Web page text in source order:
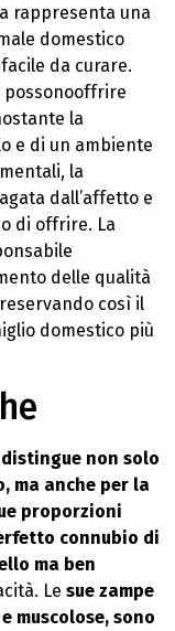
rappresenta una
domestico
da curare.
possonooffrire
la
e di un ambiente
la
dall’affetto e
di offrire. La
delle qualità
così il
domestico più
non solo
ma anche per la
proporzioni
connubio di
ma ben
Le sue zampe
muscolose, sono